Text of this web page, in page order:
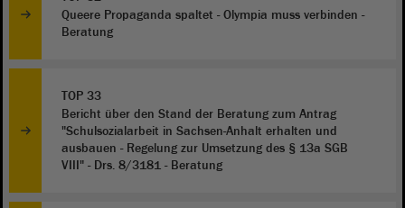
Queere Propaganda spaltet - Olympia muss verbinden -
Beratung
TOP 33
Bericht über den Stand der Beratung zum Antrag
"Schulsozialarbeit in Sachsen-Anhalt erhalten und
ausbauen - Regelung zur Umsetzung des § 13a SGB
VIII" - Drs. 8/3181 - Beratung